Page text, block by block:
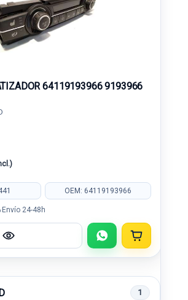
64119193966 9193966
OEM: 64119193966
Envío 24-48h
1